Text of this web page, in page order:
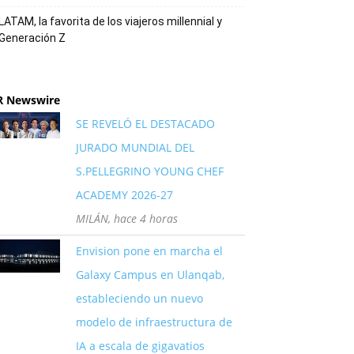
la favorita de los viajeros millennial y
Z
Newswire
SE REVELÓ EL DESTACADO
JURADO MUNDIAL DEL
S.PELLEGRINO YOUNG CHEF
ACADEMY 2026-27
MILÁN, hace 4 horas
Envision pone en marcha el
Galaxy Campus en Ulanqab,
estableciendo un nuevo
modelo de infraestructura de
IA a escala de gigavatios